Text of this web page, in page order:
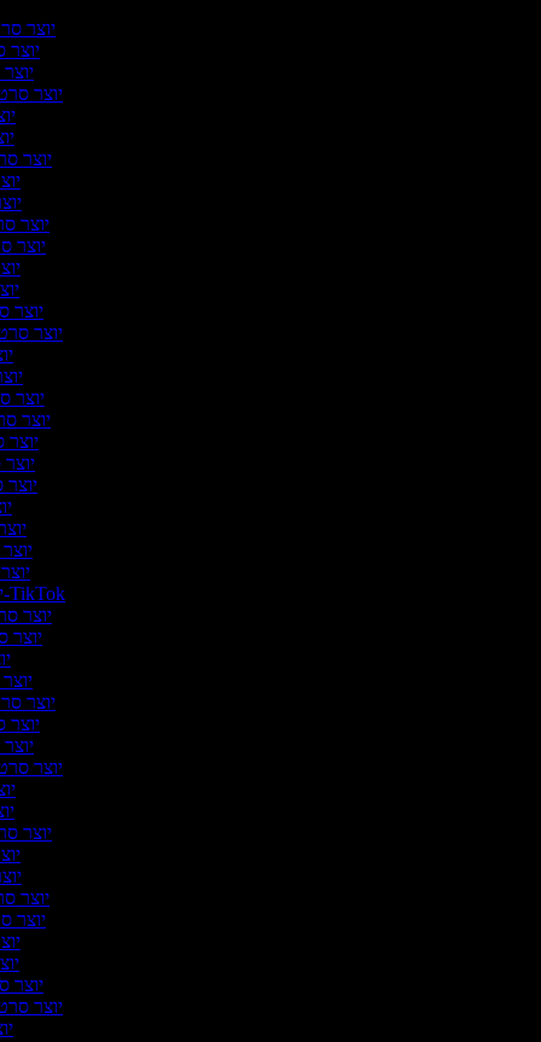
יוצר
יוצר
יוצר
יוצר
יוצר
יוצר
יוצר
יוצר
יוצר
יוצר
יוצר
יוצר
יוצר
יוצר סרטונים ל-TikTok
יוצר
יוצר
יוצר
יוצר
יוצר
יוצר
יוצר
יוצר
יוצר
יוצר